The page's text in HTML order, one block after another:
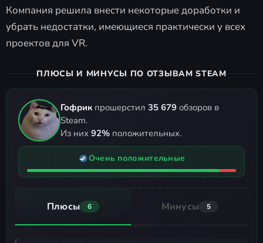
Компания решила внести некоторые доработки и
убрать недостатки, имеющиеся практически у всех
проектов для VR.
ПЛЮСЫ И МИНУСЫ ПО ОТЗЫВАМ STEAM
Гофрик прошерстил 35 679 обзоров в
Steam.
Из них 92% положительных.
Очень положительные
Плюсы 6 Минусы 5